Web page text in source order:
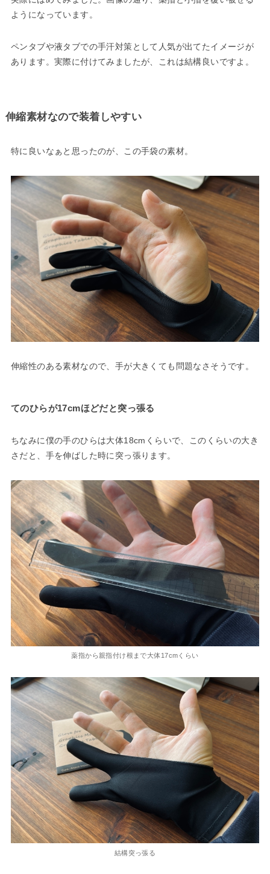
ようになっています。
ペンタブや液タブでの手汗対策として人気が出てたイメージが
あります。実際に付けてみましたが、これは結構良いですよ。
伸縮素材なので装着しやすい
特に良いなぁと思ったのが、この手袋の素材。
伸縮性のある素材なので、手が大きくても問題なさそうです。
てのひらが17cmほどだと突っ張る
ちなみに僕の手のひらは大体18cmくらいで、このくらいの大き
さだと、手を伸ばした時に突っ張ります。
薬指から親指付け根まで大体17cmくらい
結構突っ張る